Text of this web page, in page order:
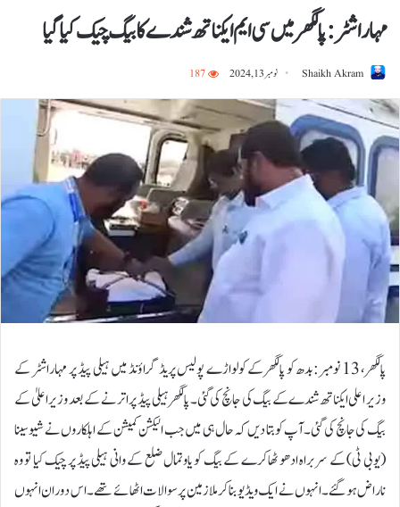
مہاراشٹر: پالگھر میں سی ایم ایکناتھ شندے کا بیگ چیک کیا گیا
Shaikh Akram نومبر 13, 2024 187
پالگھر، 13 نومبر:بدھ کو پالگھر کے کولواڑے پولیس پریڈ گراؤنڈ میں ہیلی پیڈ پر مہاراشٹر کے
وزیر اعلی ایکناتھ شندے کے بیگ کی جانچ کی گئی۔ پالگھر ہیلی پیڈ پر اترنے کے بعد وزیر اعلیٰ کے
بیگ کی جانچ کی گئی۔ آپ کو بتا دیں کہ حال ہی میں جب الیکشن کمیشن کے اہلکاروں نے شیوسینا
(یو بی ٹی) کے سربراہ ادھو ٹھاکرے کے بیگ کو یاوتمال ضلع کے وانی ہیلی پیڈ پر چیک کیا تو وہ
ناراض ہو گئے۔ انہوں نے ایک ویڈیو بنا کر ملازمین پر سوالات اٹھائے تھے۔ اس دوران انہوں